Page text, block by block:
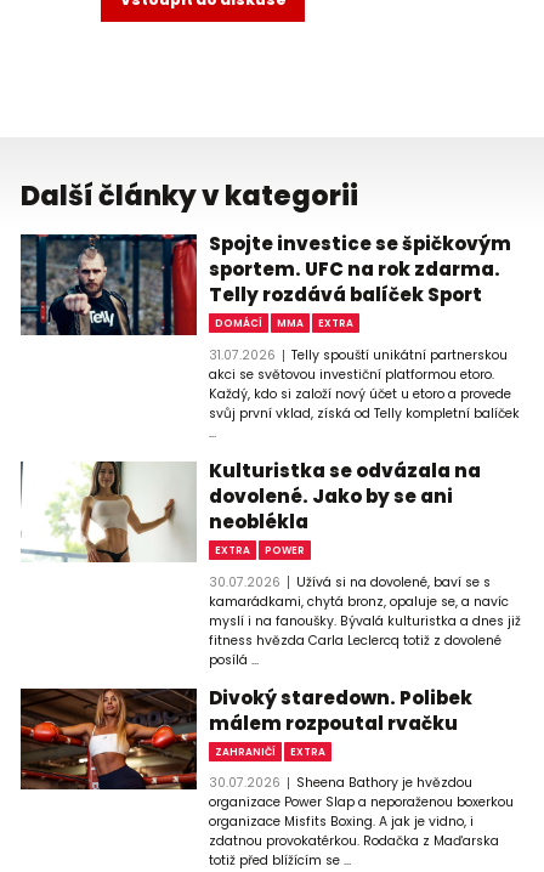
Další články v kategorii
Spojte investice se špičkovým
sportem. UFC na rok zdarma.
Telly rozdává balíček Sport
DOMÁCÍ MMA EXTRA
31.07.2026
Telly spouští unikátní partnerskou
akci se světovou investiční platformou etoro.
Každý, kdo si založí nový účet u etoro a provede
svůj první vklad, získá od Telly kompletní balíček
...
Kulturistka se odvázala na
dovolené. Jako by se ani
neoblékla
EXTRA POWER
30.07.2026
Užívá si na dovolené, baví se s
kamarádkami, chytá bronz, opaluje se, a navíc
myslí i na fanoušky. Bývalá kulturistka a dnes již
fitness hvězda Carla Leclercq totiž z dovolené
posílá ...
Divoký staredown. Polibek
málem rozpoutal rvačku
ZAHRANIČÍ EXTRA
30.07.2026
Sheena Bathory je hvězdou
organizace Power Slap a neporaženou boxerkou
organizace Misfits Boxing. A jak je vidno, i
zdatnou provokatérkou. Rodačka z Maďarska
totiž před blížícím se ...